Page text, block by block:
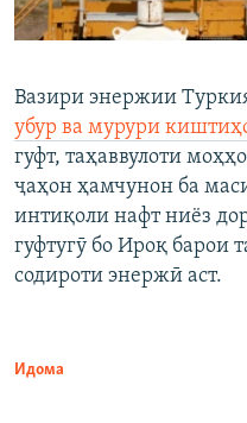
Вазири энержии
убур ва мурури
гуфт, таҳаввулоти
ҷаҳон ҳамчунон ба
интиқоли нафт ниёз
гуфтугӯ бо Ироқ барои
содироти энержӣ аст.
Идома